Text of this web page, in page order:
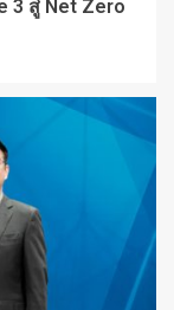
3 สู่ Net Zero